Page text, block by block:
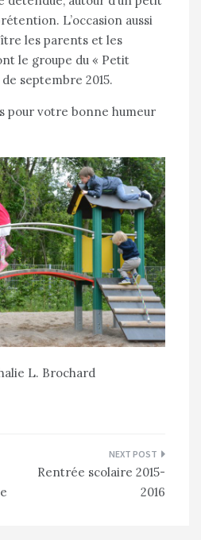
L’occasion aussi
les parents et les
le groupe du « Petit
septembre 2015.
pour votre bonne humeur
L. Brochard
Rentrée scolaire 2015-
2016